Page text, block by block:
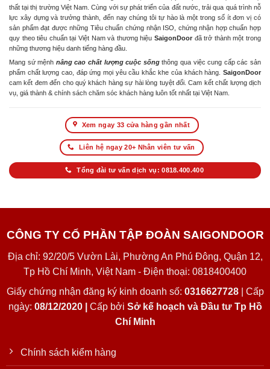
thất tại thị trường Việt Nam. Cùng với sự phát triển của đất nước, trải qua quá trình nỗ
lực xây dựng và trưởng thành, đến nay chúng tôi tự hào là một trong số ít đơn vị có
sản phẩm đạt được những Tiêu chuẩn chứng nhận ISO, chứng nhận hợp chuẩn hợp
quy theo tiêu chuẩn tại Việt Nam và thương hiệu SaigonDoor đã trở thành một trong
những thương hiệu danh tiếng hàng đầu.
Mang sứ mệnh nâng cao chất lượng cuộc sốngthông qua việc cung cấp các sản
phẩm chất lượng cao, đáp ứng mọi yêu cầu khắc khe của khách hàng. SaigonDoor
cam kết đem đến cho quý khách hàng sự hài lòng tuyệt đối. Cam kết chất lượng dịch
vụ, giá thành & chính sách chăm sóc khách hàng luôn tốt nhất tại Việt Nam.
Xem ngay 33 cửa hàng gần nhất
Liên hệ ngay 20+ Nhân viên tư vấn
Tổng đài tư vấn dịch vụ: 0818.400.400
CÔNG TY CỔ PHẦN TẬP ĐOÀN SAIGONDOOR
Địa chỉ: 92/20/5 Vườn Lài, Phường An Phú Đông, Quận 12,
Tp Hồ Chí Minh, Việt Nam - Điện thoại: 0818400400
Giấy chứng nhận đăng ký kinh doanh số: 0316627728| Cấp
ngày: 08/12/2020 | Cấp bởi Sở kế hoạch và Đầu tư Tp Hồ
Chí Minh
Chính sách kiểm hàng